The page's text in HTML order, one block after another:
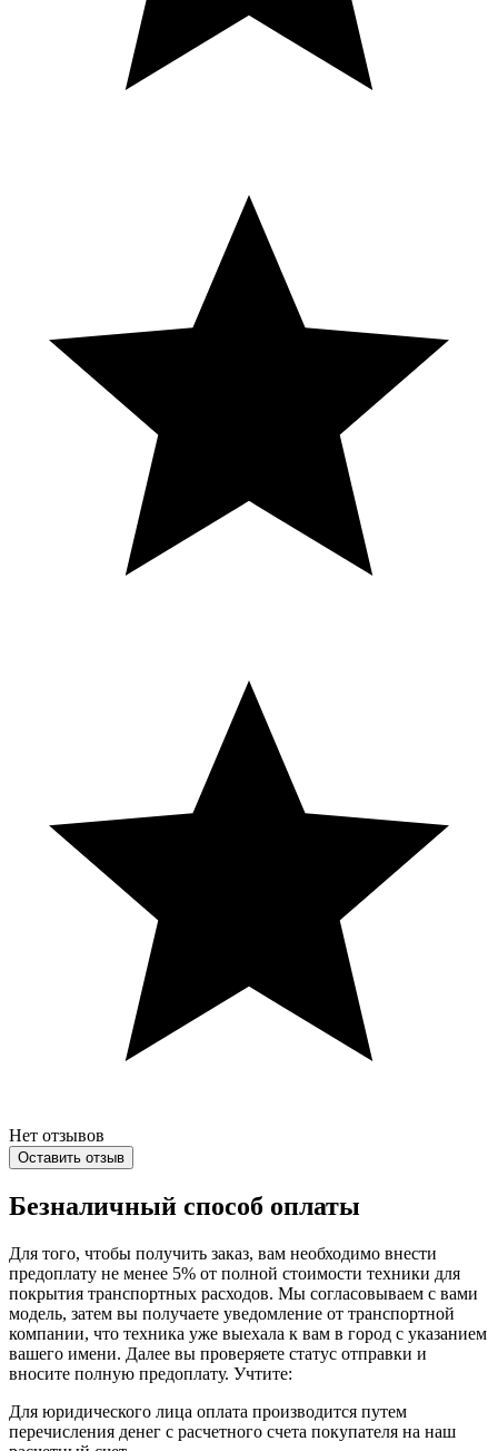
Нет отзывов
Оставить отзыв
Безналичный способ оплаты
Для того, чтобы получить заказ, вам необходимо внести
предоплату не менее 5% от полной стоимости техники для
покрытия транспортных расходов. Мы согласовываем с вами
модель, затем вы получаете уведомление от транспортной
компании, что техника уже выехала к вам в город с указанием
вашего имени. Далее вы проверяете статус отправки и
вносите полную предоплату. Учтите:
Для юридического лица оплата производится путем
перечисления денег с расчетного счета покупателя на наш